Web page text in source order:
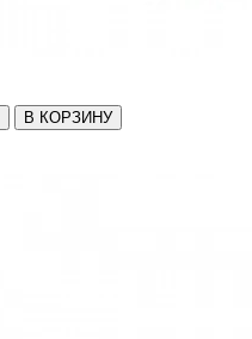
В КОРЗИНУ